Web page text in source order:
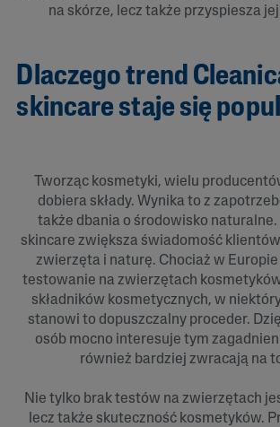
na skórze, lecz także przyspiesza
Dlaczego trend
skincare staje się
Tworząc kosmetyki, wielu
dobiera składy. Wynika to z
także dbania o środowisko naturalne.
skincare zwiększa świadomość
zwierzęta i naturę. Chociaż w
testowanie na zwierzętach
składników kosmetycznych, w
stanowi to dopuszczalny proceder.
osób mocno interesuje tym
również bardziej zwracają na
Nie tylko brak testów na zwierzętach
lecz także skuteczność kosmetyków.